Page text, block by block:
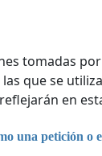
tomadas
que se
en
una petición o